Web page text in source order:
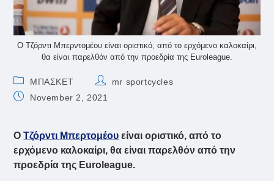
Ο Τζόρντι Μπερντομέου είναι οριστικό, από το ερχόμενο καλοκαίρι,
θα είναι παρελθόν από την προεδρία της Εuroleague.
Post
category:
ΜΠΑΣΚΕΤ
Postmr sportcycles
PostNovember 2, 2021
ΟΤζόρντι Μπερτομέου είναι οριστικό, από το
ερχόμενο καλοκαίρι, θα είναι παρελθόν από την
προεδρία της Εuroleague.